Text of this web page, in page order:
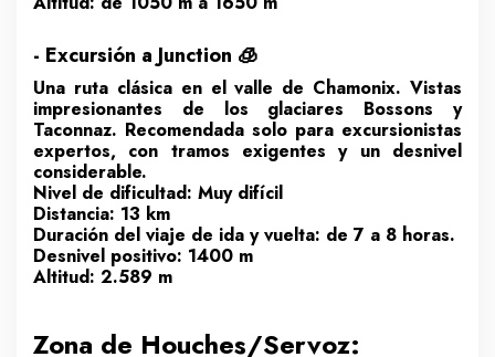
- Excursión a Junction 🧊
Una ruta clásica en el valle de Chamonix. Vistas
impresionantes de los glaciares Bossons y
Taconnaz. Recomendada solo para excursionistas
expertos, con tramos exigentes y un desnivel
considerable.
Nivel de dificultad: Muy difícil
Distancia: 13 km
Duración del viaje de ida y vuelta: de 7 a 8 horas.
Desnivel positivo: 1400 m
Altitud: 2.589 m
Zona de Houches/Servoz: